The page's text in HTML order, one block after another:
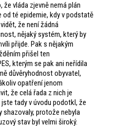
že vláda zjevně nemá plán
té epidemie, kdy v podstatě
že není žádná
nějaký systém, který by
přijde. Pak s nějakým
přišel ten
kterým se pak ani neřídila
důvěryhodnost obyvatel,
opatření jenom
že celá řada z nich je
tady v úvodu podotkl, že
shazovaly, protože nebyla
stav byl velmi široký.